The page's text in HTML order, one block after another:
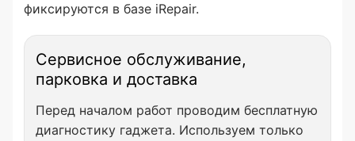
фиксируются в базе iRepair.
Сервисное обслуживание,
парковка и доставка
Перед началом работ проводим бесплатную
диагностику гаджета. Используем только